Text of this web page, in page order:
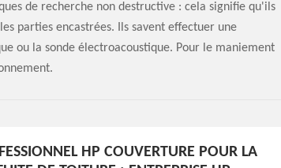
de recherche non destructive : cela signifie qu'ils
parties encastrées. Ils savent effectuer une
ou la sonde électroacoustique. Pour le maniement
HP COUVERTURE POUR LA